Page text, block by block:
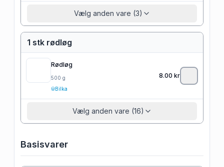
Vælg anden vare (3)
1 stk rødløg
Rødløg
500 g
Bilka
8.00 kr
Vælg anden vare (16)
Basisvarer